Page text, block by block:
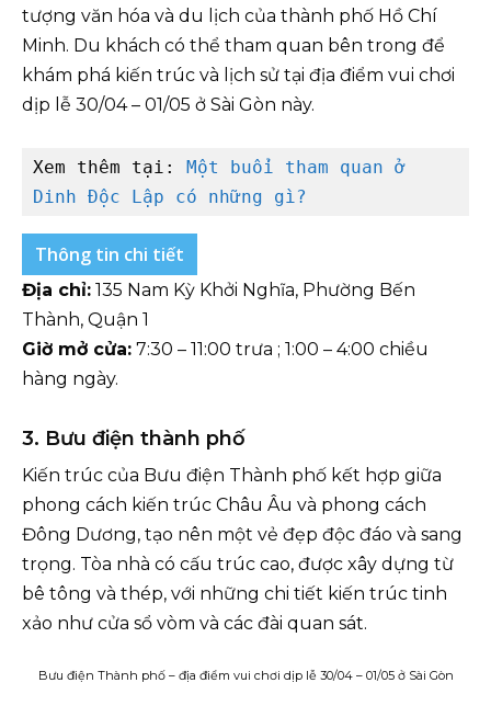
tượng văn hóa và du lịch của thành phố Hồ Chí
Minh. Du khách có thể tham quan bên trong để
khám phá kiến trúc và lịch sử tại địa điểm vui chơi
dịp lễ 30/04 – 01/05 ở Sài Gòn này.
Xem thêm tại: Một buổi tham quan ở
Dinh Độc Lập có những gì?
Thông tin chi tiết
Địa chỉ: 135 Nam Kỳ Khởi Nghĩa, Phường Bến
Thành, Quận 1
Giờ mở cửa: 7:30 – 11:00 trưa ; 1:00 – 4:00 chiều
hàng ngày.
3. Bưu điện thành phố
Kiến trúc của Bưu điện Thành phố kết hợp giữa
phong cách kiến trúc Châu Âu và phong cách
Đông Dương, tạo nên một vẻ đẹp độc đáo và sang
trọng. Tòa nhà có cấu trúc cao, được xây dựng từ
bê tông và thép, với những chi tiết kiến trúc tinh
xảo như cửa sổ vòm và các đài quan sát.
Bưu điện Thành phố – địa điểm vui chơi dịp lễ 30/04 – 01/05 ở Sài Gòn